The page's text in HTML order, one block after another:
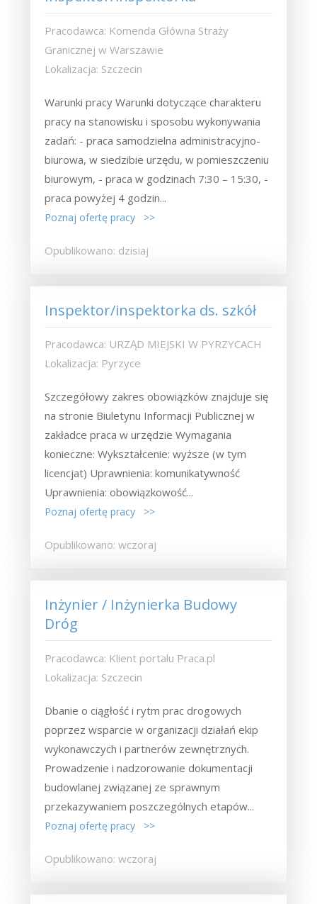
Pracodawca: Komenda Główna Straży
Granicznej w Warszawie
Lokalizacja: Szczecin
Warunki pracy Warunki dotyczące charakteru
pracy na stanowisku i sposobu wykonywania
zadań: - praca samodzielna administracyjno-
biurowa, w siedzibie urzędu, w pomieszczeniu
biurowym, - praca w godzinach 7:30 – 15:30, -
praca powyżej 4 godzin...
Poznaj ofertę pracy >>
Opublikowano: dzisiaj
Inspektor/inspektorka ds. szkół
Pracodawca: URZĄD MIEJSKI W PYRZYCACH
Lokalizacja: Pyrzyce
Szczegółowy zakres obowiązków znajduje się
na stronie Biuletynu Informacji Publicznej w
zakładce praca w urzędzie Wymagania
konieczne: Wykształcenie: wyższe (w tym
licencjat) Uprawnienia: komunikatywność
Uprawnienia: obowiązkowość...
Poznaj ofertę pracy >>
Opublikowano: wczoraj
Inżynier / Inżynierka Budowy
Dróg
Pracodawca: Klient portalu Praca.pl
Lokalizacja: Szczecin
Dbanie o ciągłość i rytm prac drogowych
poprzez wsparcie w organizacji działań ekip
wykonawczych i partnerów zewnętrznych.
Prowadzenie i nadzorowanie dokumentacji
budowlanej związanej ze sprawnym
przekazywaniem poszczególnych etapów...
Poznaj ofertę pracy >>
Opublikowano: wczoraj